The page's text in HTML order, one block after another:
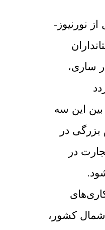
نورنیوز-
ساری،
بین این سه
بزرگی در
در
شمال کشور،